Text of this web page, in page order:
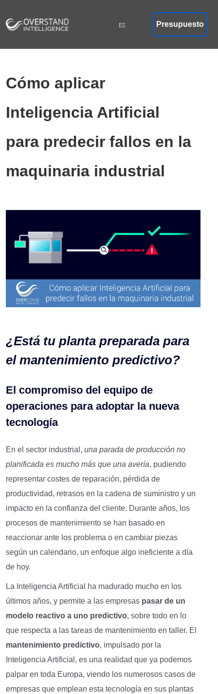
Presupuesto
Cómo aplicar
Inteligencia Artificial
para predecir fallos en la
maquinaria industrial
¿Está tu planta preparada para
el mantenimiento predictivo?
El compromiso del equipo de
operaciones para adoptar la nueva
tecnología
En el sector industrial, una parada de producción no
planificada es mucho más que una avería, pudiendo
representar costes de reparación, pérdida de
productividad, retrasos en la cadena de suministro y un
impacto en la confianza del cliente. Durante años, los
procesos de mantenimiento se han basado en
reaccionar ante los problema o en cambiar piezas
según un calendario, un enfoque algo ineficiente a día
de hoy.
La Inteligencia Artificial ha madurado mucho en los
últimos años, y permite a las empresas pasar de un
modelo reactivo a uno predictivo, sobre todo en lo
que respecta a las tareas de mantenimiento en taller. El
mantenimiento predictivo, impulsado por la
Inteligencia Artificial, es una realidad que ya podemos
palpar en toda Europa, viendo los numerosos casos de
empresas que emplean esta tecnología en sus plantas